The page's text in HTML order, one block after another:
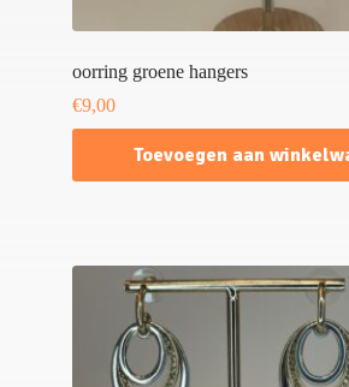
oorring groene hangers
€9,00
Toevoegen aan